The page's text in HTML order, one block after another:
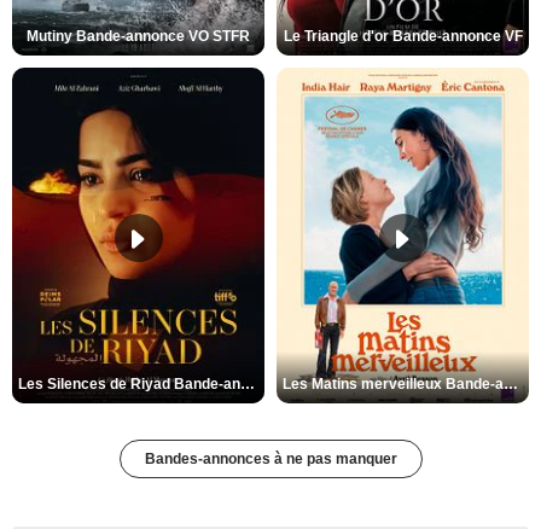
Mutiny Bande-annonce VO STFR Le Triangle d'or Bande-annonce VF
Les Silences de Riyad Bande-annonce VO STFR Les Matins merveilleux Bande-annonce VF
Bandes-annonces à ne pas manquer